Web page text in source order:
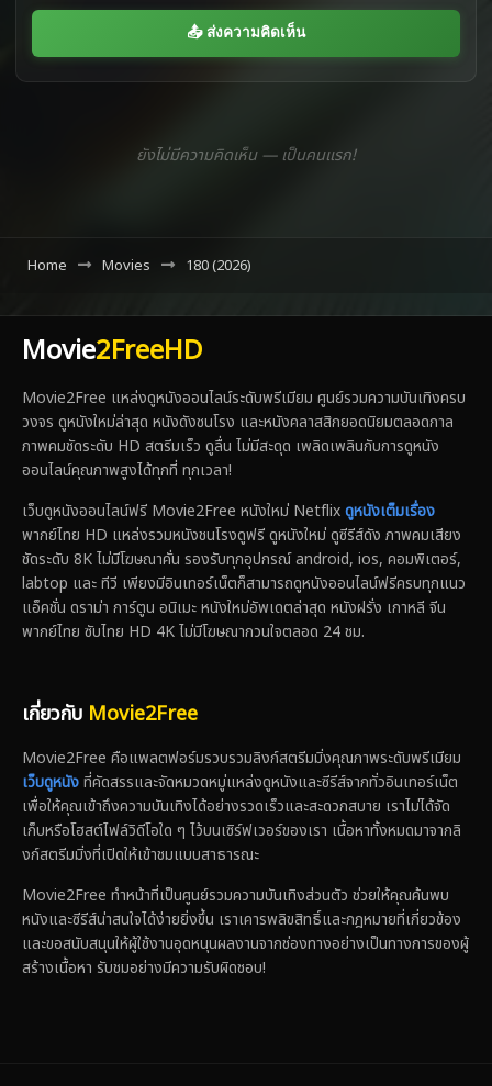
📤 ส่งความคิดเห็น
ยังไม่มีความคิดเห็น — เป็นคนแรก!
Home Movies 180 (2026)
Movie2FreeHD
Movie2Free แหล่งดูหนังออนไลน์ระดับพรีเมียม ศูนย์รวมความบันเทิงครบ
วงจร ดูหนังใหม่ล่าสุด หนังดังชนโรง และหนังคลาสสิกยอดนิยมตลอดกาล
ภาพคมชัดระดับ HD สตรีมเร็ว ดูลื่น ไม่มีสะดุด เพลิดเพลินกับการดูหนัง
ออนไลน์คุณภาพสูงได้ทุกที่ ทุกเวลา!
เว็บดูหนังออนไลน์ฟรี Movie2Free หนังใหม่ Netflixดูหนังเต็มเรื่อง
พากย์ไทย HD แหล่งรวมหนังชนโรงดูฟรี ดูหนังใหม่ ดูซีรีส์ดัง ภาพคมเสียง
ชัดระดับ 8K ไม่มีโฆษณาคั่น รองรับทุกอุปกรณ์ android, ios, คอมพิเตอร์,
labtop และ ทีวี เพียงมีอินเทอร์เน็ตก็สามารถดูหนังออนไลน์ฟรีครบทุกแนว
แอ็คชั่น ดราม่า การ์ตูน อนิเมะ หนังใหม่อัพเดตล่าสุด หนังฝรั่ง เกาหลี จีน
พากย์ไทย ซับไทย HD 4K ไม่มีโฆษณากวนใจตลอด 24 ชม.
เกี่ยวกับ Movie2Free
Movie2Free คือแพลตฟอร์มรวบรวมลิงก์สตรีมมิ่งคุณภาพระดับพรีเมียม
เว็บดูหนังที่คัดสรรและจัดหมวดหมู่แหล่งดูหนังและซีรีส์จากทั่วอินเทอร์เน็ต
เพื่อให้คุณเข้าถึงความบันเทิงได้อย่างรวดเร็วและสะดวกสบาย เราไม่ได้จัด
เก็บหรือโฮสต์ไฟล์วิดีโอใด ๆ ไว้บนเซิร์ฟเวอร์ของเรา เนื้อหาทั้งหมดมาจากลิ
งก์สตรีมมิ่งที่เปิดให้เข้าชมแบบสาธารณะ
Movie2Free ทำหน้าที่เป็นศูนย์รวมความบันเทิงส่วนตัว ช่วยให้คุณค้นพบ
หนังและซีรีส์น่าสนใจได้ง่ายยิ่งขึ้น เราเคารพลิขสิทธิ์และกฎหมายที่เกี่ยวข้อง
และขอสนับสนุนให้ผู้ใช้งานอุดหนุนผลงานจากช่องทางอย่างเป็นทางการของผู้
สร้างเนื้อหา รับชมอย่างมีความรับผิดชอบ!